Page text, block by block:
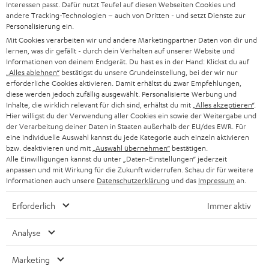
à
l
a
n
e
w
s
l
e
t
t
e
SYSTEMES COMPLETS HOME CINEMA
BARRES DE SON
STEREO
SMART HOME
BLUETOOTH
CASQUES AUDIO
CASQUES BLUETOOTH AUDIO
SUPPORT
CARRIÈRE
PRESSE
B2B
BLOG
NEWSLETTER
MAGASINS
AVANTAGES D’ACHAT
L’HISTOIRE DE TEUFEL
MANAGEMENT
Boutiques en ligne Teufel
ALLEMAGNE
AUTRICHE
SUISSE
PAYS-BAS
BELGIQUE
FRANCE
Interessen passt. Dafür nutzt Teufel auf diesen Webseiten Cookies und
andere Tracking-Technologien – auch von Dritten - und setzt Dienste zur
Personalisierung ein.
Mit Cookies verarbeiten wir und andere Marketingpartner Daten von dir und
lernen, was dir gefällt - durch dein Verhalten auf unserer Website und
Informationen von deinem Endgerät. Du hast es in der Hand: Klickst du auf
„Alles ablehnen“ bestätigst du unsere Grundeinstellung, bei der wir nur
erforderliche Cookies aktivieren. Damit erhältst du zwar Empfehlungen,
diese werden jedoch zufällig ausgewählt. Personalisierte Werbung und
Inhalte, die wirklich relevant für dich sind, erhältst du mit „Alles akzeptieren“.
Hier willigst du der Verwendung aller Cookies ein sowie der Weitergabe und
der Verarbeitung deiner Daten in Staaten außerhalb der EU/des EWR. Für
eine individuelle Auswahl kannst du jede Kategorie auch einzeln aktivieren
bzw. deaktivieren und mit „Auswahl übernehmen“ bestätigen.
Alle Einwilligungen kannst du unter „Daten-Einstellungen“ jederzeit
anpassen und mit Wirkung für die Zukunft widerrufen. Schau dir für weitere
Informationen auch unsere Datenschutzerklärung und das Impressum an.
Erforderlich Immer aktiv
Analyse
Marketing